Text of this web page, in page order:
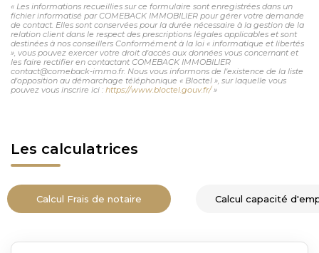
« Les informations recueillies sur ce formulaire sont enregistrées dans un
fichier informatisé par COMEBACK IMMOBILIER pour gérer votre demande
de contact. Elles sont conservées pour la durée nécessaire à la gestion de la
relation client dans le respect des prescriptions légales applicables et sont
destinées à nos conseillers Conformément à la loi « informatique et libertés
», vous pouvez exercer votre droit d'accès aux données vous concernant et
les faire rectifier en contactant COMEBACK IMMOBILIER
contact@comeback-immo.fr. Nous vous informons de l'existence de la liste
d'opposition au démarchage téléphonique « Bloctel », sur laquelle vous
pouvez vous inscrire ici : https://www.bloctel.gouv.fr/»
Les calculatrices
Calcul Frais de notaire Calcul capacité